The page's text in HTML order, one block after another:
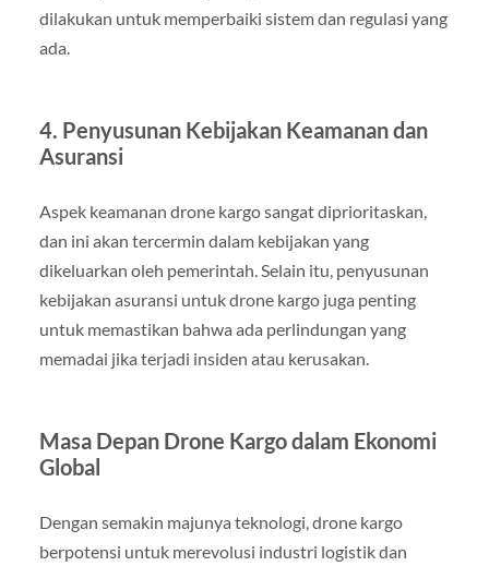
dilakukan untuk memperbaiki sistem dan regulasi yang
ada.
4. Penyusunan Kebijakan Keamanan dan
Asuransi
Aspek keamanan drone kargo sangat diprioritaskan,
dan ini akan tercermin dalam kebijakan yang
dikeluarkan oleh pemerintah. Selain itu, penyusunan
kebijakan asuransi untuk drone kargo juga penting
untuk memastikan bahwa ada perlindungan yang
memadai jika terjadi insiden atau kerusakan.
Masa Depan Drone Kargo dalam Ekonomi
Global
Dengan semakin majunya teknologi, drone kargo
berpotensi untuk merevolusi industri logistik dan